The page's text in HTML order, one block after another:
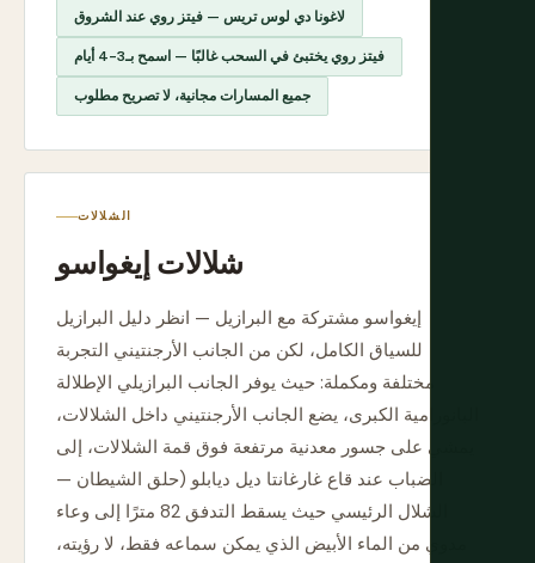
لاغونا دي لوس تريس — فيتز روي عند الشروق
فيتز روي يختبئ في السحب غالبًا — اسمح بـ3-4 أيام
جميع المسارات مجانية، لا تصريح مطلوب
الشلالات
شلالات إيغواسو
إيغواسو مشتركة مع البرازيل — انظر دليل البرازيل
للسياق الكامل، لكن من الجانب الأرجنتيني التجربة
مختلفة ومكملة: حيث يوفر الجانب البرازيلي الإطلالة
البانورامية الكبرى، يضع الجانب الأرجنتيني داخل الشلالات،
يمشي على جسور معدنية مرتفعة فوق قمة الشلالات، إلى
الضباب عند قاع غارغانتا ديل ديابلو (حلق الشيطان —
الشلال الرئيسي حيث يسقط التدفق 82 مترًا إلى وعاء
مدوي من الماء الأبيض الذي يمكن سماعه فقط، لا رؤيته،